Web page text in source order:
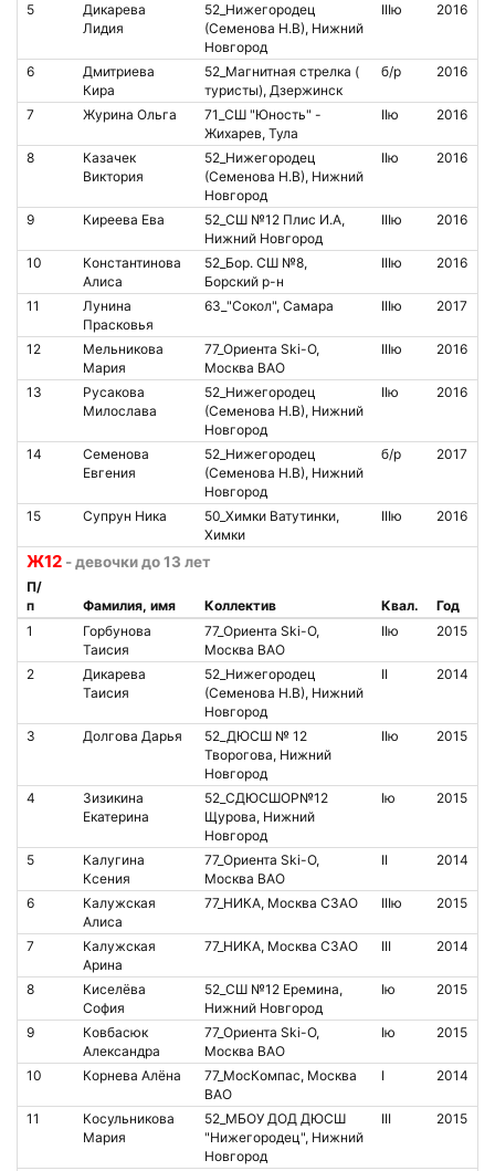
5
Дикарева
Лидия
52_Нижегородец
(Семенова Н.В), Нижний
Новгород
IIIю 2016
6
Дмитриева
Кира
52_Магнитная стрелка (
туристы), Дзержинск
б/р 2016
7 Журина Ольга
71_СШ "Юность" -
Жихарев, Тула
IIю 2016
8
Казачек
Виктория
52_Нижегородец
(Семенова Н.В), Нижний
Новгород
IIю 2016
9 Киреева Ева
52_СШ №12 Плис И.А,
Нижний Новгород
IIIю 2016
10
Константинова
Алиса
52_Бор. СШ №8,
Борский р-н
IIIю 2016
11
Лунина
Прасковья
63_"Сокол", Самара IIIю 2017
12
Мельникова
Мария
77_Ориента Ski-O,
Москва ВАО
IIIю 2016
13
Русакова
Милослава
52_Нижегородец
(Семенова Н.В), Нижний
Новгород
IIю 2016
14
Семенова
Евгения
52_Нижегородец
(Семенова Н.В), Нижний
Новгород
б/р 2017
15 Супрун Ника
50_Химки Ватутинки,
Химки
IIIю 2016
Ж12 - девочки до 13 лет
П/
п
Фамилия, имя Коллектив Квал. Год
1
Горбунова
Таисия
77_Ориента Ski-O,
Москва ВАО
IIю 2015
2
Дикарева
Таисия
52_Нижегородец
(Семенова Н.В), Нижний
Новгород
II 2014
3 Долгова Дарья
52_ДЮСШ № 12
Творогова, Нижний
Новгород
IIю 2015
4
Зизикина
Екатерина
52_СДЮСШОР№12
Щурова, Нижний
Новгород
Iю 2015
5
Калугина
Ксения
77_Ориента Ski-O,
Москва ВАО
II 2014
6
Калужская
Алиса
77_НИКА, Москва СЗАО IIIю 2015
7
Калужская
Арина
77_НИКА, Москва СЗАО III 2014
8
Киселёва
София
52_СШ №12 Еремина,
Нижний Новгород
Iю 2015
9
Ковбасюк
Александра
77_Ориента Ski-O,
Москва ВАО
Iю 2015
10 Корнева Алёна
77_МосКомпас, Москва
ВАО
I 2014
11
Косульникова
Мария
52_МБОУ ДОД ДЮСШ
"Нижегородец", Нижний
Новгород
III 2015